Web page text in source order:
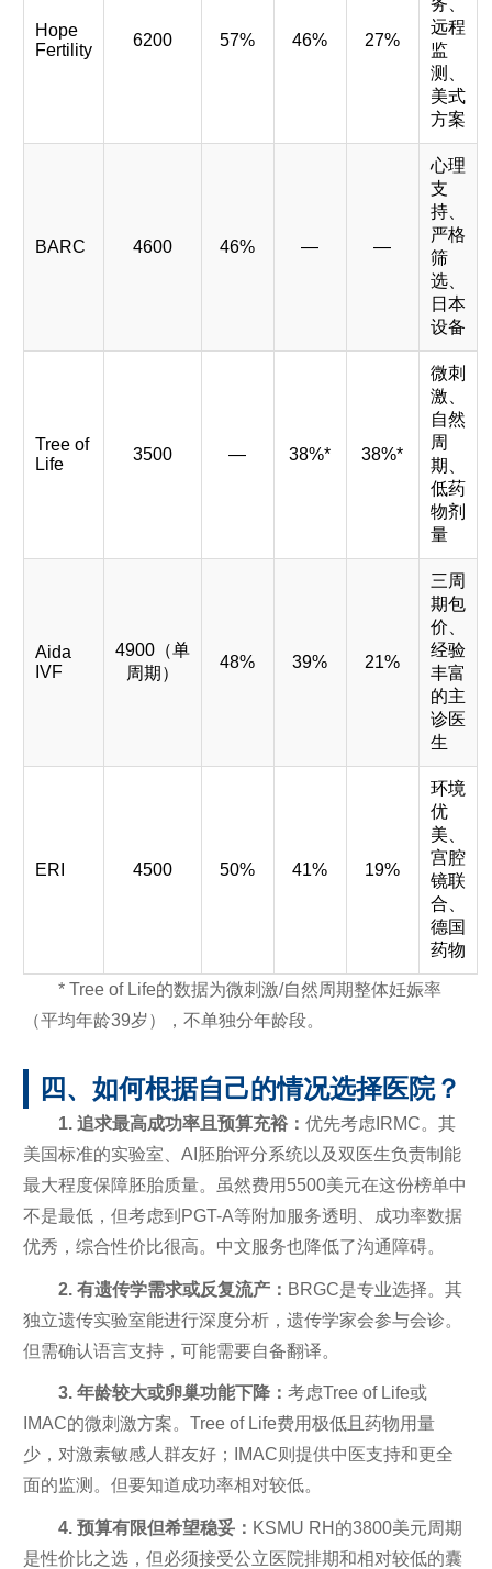
Hope
Fertility
6200 57% 46% 27%
务、
远程
监
测、
美式
方案
BARC 4600 46% — —
心理
支
持、
严格
筛
选、
日本
设备
Tree of
Life
3500 — 38%* 38%*
微刺
激、
自然
周
期、
低药
物剂
量
Aida
IVF
4900（单
周期）
48% 39% 21%
三周
期包
价、
经验
丰富
的主
诊医
生
ERI 4500 50% 41% 19%
环境
优
美、
宫腔
镜联
合、
德国
药物
* Tree of Life的数据为微刺激/自然周期整体妊娠率
（平均年龄39岁），不单独分年龄段。
四、如何根据自己的情况选择医院？
1. 追求最高成功率且预算充裕： 优先考虑IRMC。其
美国标准的实验室、AI胚胎评分系统以及双医生负责制能
最大程度保障胚胎质量。虽然费用5500美元在这份榜单中
不是最低，但考虑到PGT-A等附加服务透明、成功率数据
优秀，综合性价比很高。中文服务也降低了沟通障碍。
2. 有遗传学需求或反复流产： BRGC是专业选择。其
独立遗传实验室能进行深度分析，遗传学家会参与会诊。
但需确认语言支持，可能需要自备翻译。
3. 年龄较大或卵巢功能下降： 考虑Tree of Life或
IMAC的微刺激方案。Tree of Life费用极低且药物用量
少，对激素敏感人群友好；IMAC则提供中医支持和更全
面的监测。但要知道成功率相对较低。
4. 预算有限但希望稳妥： KSMU RH的3800美元周期
是性价比之选，但必须接受公立医院排期和相对较低的囊